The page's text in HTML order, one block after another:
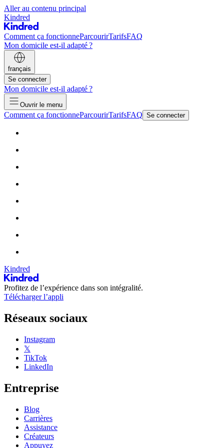
Aller au contenu principal
Kindred
Comment ça fonctionneParcourirTarifsFAQ
Mon domicile est-il adapté ?
français
Se connecter
Mon domicile est-il adapté ?
Ouvrir le menu
Comment ça fonctionneParcourirTarifsFAQ Se connecter
Kindred
Profitez de l’expérience dans son intégralité.
Télécharger l’appli
Réseaux sociaux
Instagram
𝕏
TikTok
LinkedIn
Entreprise
Blog
Carrières
Assistance
Créateurs
Appuyez